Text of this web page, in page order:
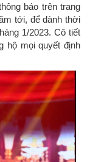
báo trên trang
tới, để dành thời
1/2023. Cô tiết
hộ mọi quyết định